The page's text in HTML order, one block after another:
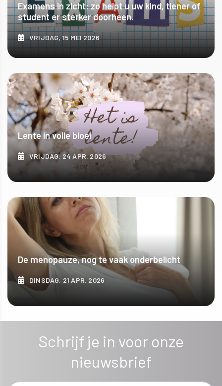
Examens in zicht: zo helpt u uw kind, tiener of
student er sterker doorheen.
VRIJDAG, 15 MEI 2026
ONTDEK MEER
Lente in volle bloei
VRIJDAG, 24 APR. 2026
ONTDEK MEER
De menopauze, nog te vaak onderbelicht
DINSDAG, 21 APR. 2026
ONTDEK MEER
Schrijf je in voor onze
nieuwsbrief